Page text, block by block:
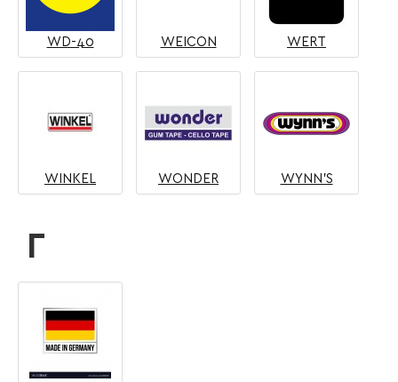
WD-40 WEICON WERT
WINKEL WONDER WYNN'S
Γ